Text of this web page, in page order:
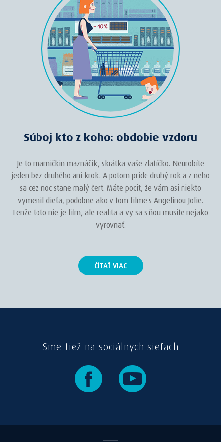
Súboj kto z koho: obdobie vzdoru
Je to mamičkin maznáčik, skrátka vaše zlatíčko. Neurobíte
jeden bez druhého ani krok. A potom príde druhý rok a z neho
sa cez noc stane malý čert. Máte pocit, že vám asi niekto
vymenil dieťa, podobne ako v tom filme s Angelinou Jolie.
Lenže toto nie je film, ale realita a vy sa s ňou musíte nejako
vyrovnať.
ČÍTAŤ VIAC
Sme tiež na sociálnych sieťach